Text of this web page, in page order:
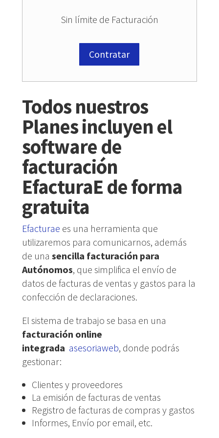
Sin límite de Facturación
Contratar
Todos nuestros
Planes incluyen el
software de
facturación
EfacturaE de forma
gratuita
Efacturae es una herramienta que
utilizaremos para comunicarnos, además
de una sencilla facturación para
Autónomos, que simplifica el envío de
datos de facturas de ventas y gastos para la
confección de declaraciones.
El sistema de trabajo se basa en una
facturación online
integrada asesoriaweb, donde podrás
gestionar:
Clientes y proveedores
La emisión de facturas de ventas
Registro de facturas de compras y gastos
Informes, Envío por email, etc.